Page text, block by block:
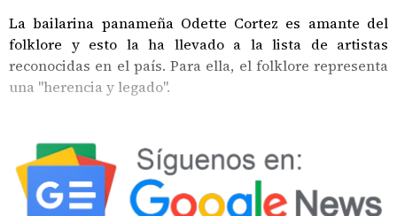
La bailarina panameña Odette Cortez es amante del
folklore y esto la ha llevado a la lista de artistas
reconocidas en el país. Para ella, el folklore representa
una "herencia y legado".